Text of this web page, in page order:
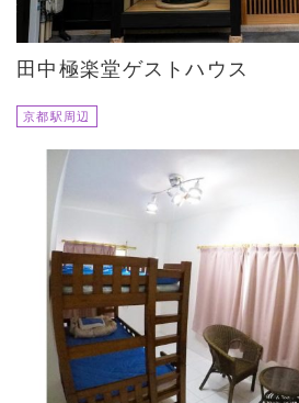
田中極楽堂ゲストハウス
京都駅周辺